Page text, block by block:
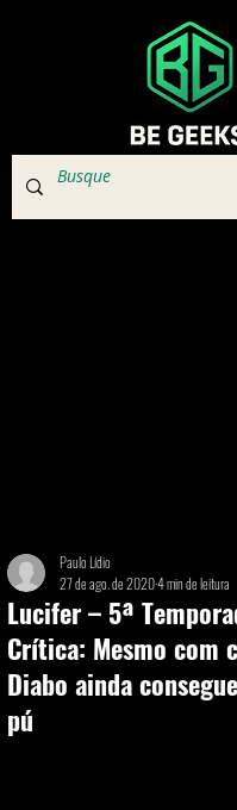
Lucifer – 5ª
Crítica: Mesmo com
Diabo ainda
pú
Paulo Lídio
27 de ago. de 20204 min de leitura